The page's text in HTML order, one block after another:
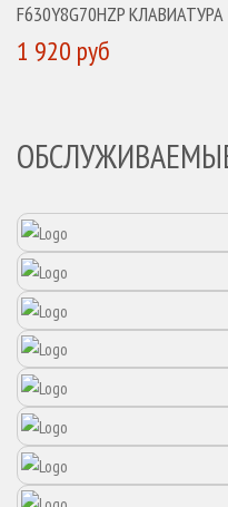
F630Y8G70HZP
1 920 руб